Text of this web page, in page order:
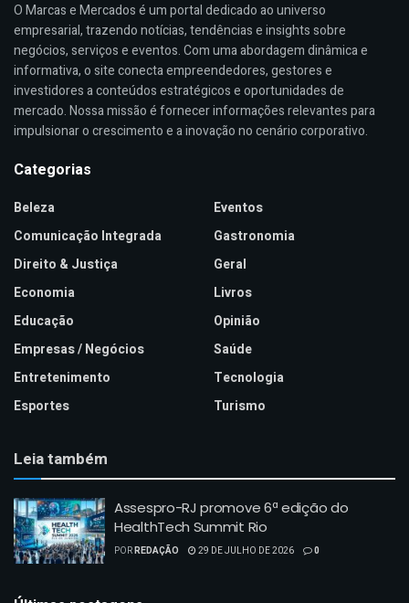
O Marcas e Mercados é um portal dedicado ao universo
empresarial, trazendo notícias, tendências e insights sobre
negócios, serviços e eventos. Com uma abordagem dinâmica e
informativa, o site conecta empreendedores, gestores e
investidores a conteúdos estratégicos e oportunidades de
mercado. Nossa missão é fornecer informações relevantes para
impulsionar o crescimento e a inovação no cenário corporativo.
Categorias
Beleza
Comunicação Integrada
Direito & Justiça
Economia
Educação
Empresas / Negócios
Entretenimento
Esportes
Eventos
Gastronomia
Geral
Livros
Opinião
Saúde
Tecnologia
Turismo
Leia também
Assespro-RJ promove 6ª edição do
HealthTech Summit Rio
PORREDAÇÃO 29 DE JULHO DE 2026 0